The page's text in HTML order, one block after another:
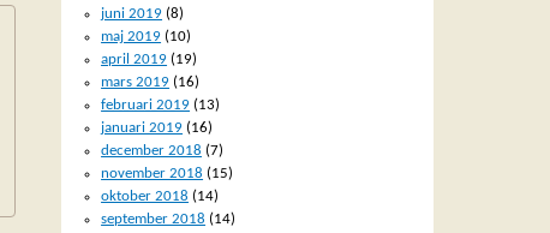
juni 2019 (8)
maj 2019 (10)
april 2019 (19)
mars 2019 (16)
februari 2019 (13)
januari 2019 (16)
december 2018 (7)
november 2018 (15)
oktober 2018 (14)
september 2018 (14)